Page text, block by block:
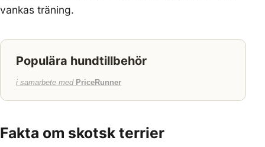
vankas träning.
Populära hundtillbehör
i samarbete med PriceRunner
Fakta om skotsk terrier